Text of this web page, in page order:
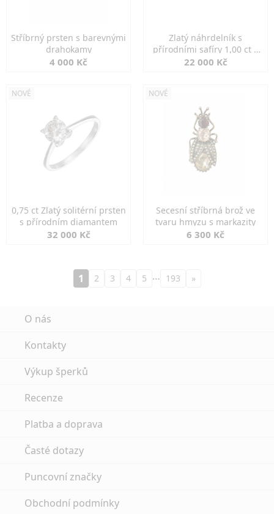
Stříbrný prsten s barevnými
drahokamy
4 000 Kč
Zlatý náhrdelník s
přírodními safíry 1,00 ct a
diamanty
22 000 Kč
NOVÉ
0,75 ct Zlatý solitérní prsten
s přírodním diamantem
32 000 Kč
NOVÉ
Secesní stříbrná brož ve
tvaru hmyzu s markazity
6 300 Kč
1 2 3 4 5 … 193 »
O nás
Kontakty
Výkup šperků
Recenze
Platba a doprava
Časté dotazy
Puncovní značky
Obchodní podmínky